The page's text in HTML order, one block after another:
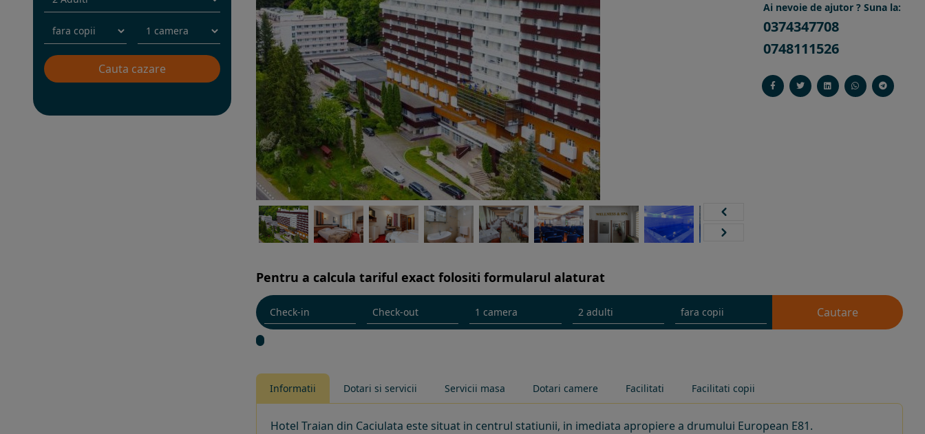
Ai nevoie de ajutor ? Suna la:
0374347708
0748111526
Pentru a calcula tariful exact folositi formularul alaturat
Cautare
Informatii Dotari si servicii Servicii masa Dotari camere Facilitati Facilitati copii
Hotel Traian din Caciulata este situat in centrul statiunii, in imediata apropiere a drumului European E81.